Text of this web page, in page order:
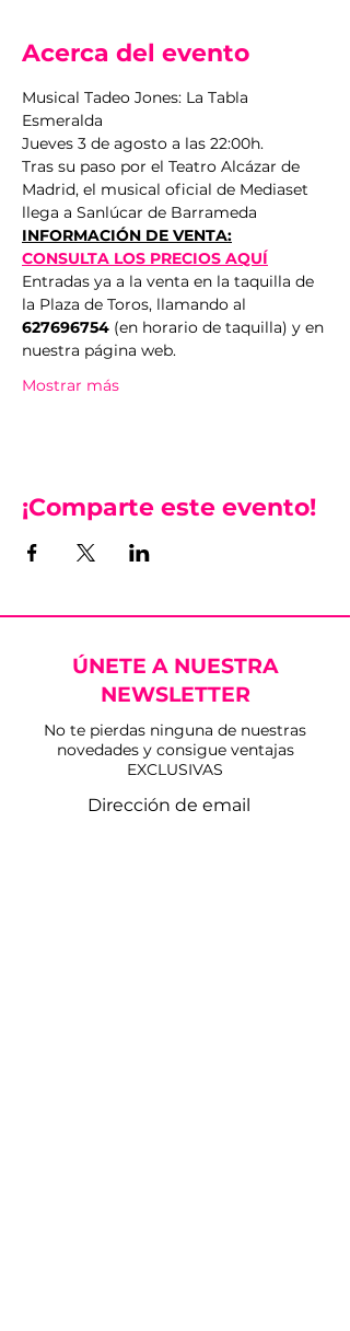
Acerca del evento
Musical Tadeo Jones: La Tabla
Esmeralda
Jueves 3 de agosto a las 22:00h.
Tras su paso por el Teatro Alcázar de
Madrid, el musical oficial de Mediaset
llega a Sanlúcar de Barrameda
INFORMACIÓN DE VENTA:
CONSULTA LOS PRECIOS AQUÍ
Entradas ya a la venta en la taquilla de
la Plaza de Toros, llamando al
627696754 (en horario de taquilla) y en
nuestra página web.
Mostrar más
¡Comparte este evento!
ÚNETE A NUESTRA
NEWSLETTER
No te pierdas ninguna de nuestras
novedades y consigue ventajas
EXCLUSIVAS